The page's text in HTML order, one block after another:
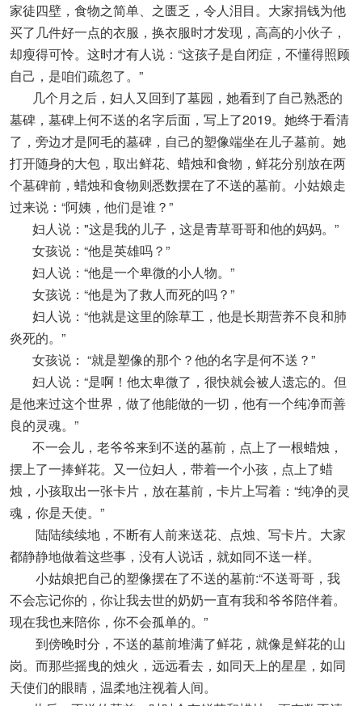
家徒四壁，食物之简单、之匮乏，令人泪目。大家捐钱为他
买了几件好一点的衣服，换衣服时才发现，高高的小伙子，
却瘦得可怜。这时才有人说：“这孩子是自闭症，不懂得照顾
自己，是咱们疏忽了。”
几个月之后，妇人又回到了墓园，她看到了自己熟悉的
墓碑，墓碑上何不送的名字后面，写上了2019。她终于看清
了，旁边才是阿毛的墓碑，自己的塑像端坐在儿子墓前。她
打开随身的大包，取出鲜花、蜡烛和食物，鲜花分别放在两
个墓碑前，蜡烛和食物则悉数摆在了不送的墓前。小姑娘走
过来说：“阿姨，他们是谁？”
妇人说："这是我的儿子，这是青草哥哥和他的妈妈。”
女孩说：“他是英雄吗？”
妇人说：“他是一个卑微的小人物。”
女孩说：“他是为了救人而死的吗？”
妇人说：“他就是这里的除草工，他是长期营养不良和肺
炎死的。”
女孩说： “就是塑像的那个？他的名字是何不送？”
妇人说：“是啊！他太卑微了，很快就会被人遗忘的。但
是他来过这个世界，做了他能做的一切，他有一个纯净而善
良的灵魂。”
不一会儿，老爷爷来到不送的墓前，点上了一根蜡烛，
摆上了一捧鲜花。又一位妇人，带着一个小孩，点上了蜡
烛，小孩取出一张卡片，放在墓前，卡片上写着：“纯净的灵
魂，你是天使。”
陆陆续续地，不断有人前来送花、点烛、写卡片。大家
都静静地做着这些事，没有人说话，就如同不送一样。
小姑娘把自己的塑像摆在了不送的墓前:“不送哥哥，我
不会忘记你的，你让我去世的奶奶一直有我和爷爷陪伴着。
现在我也来陪你，你不会孤单的。”
到傍晚时分，不送的墓前堆满了鲜花，就像是鲜花的山
岗。而那些摇曳的烛火，远远看去，如同天上的星星，如同
天使们的眼睛，温柔地注视着人间。